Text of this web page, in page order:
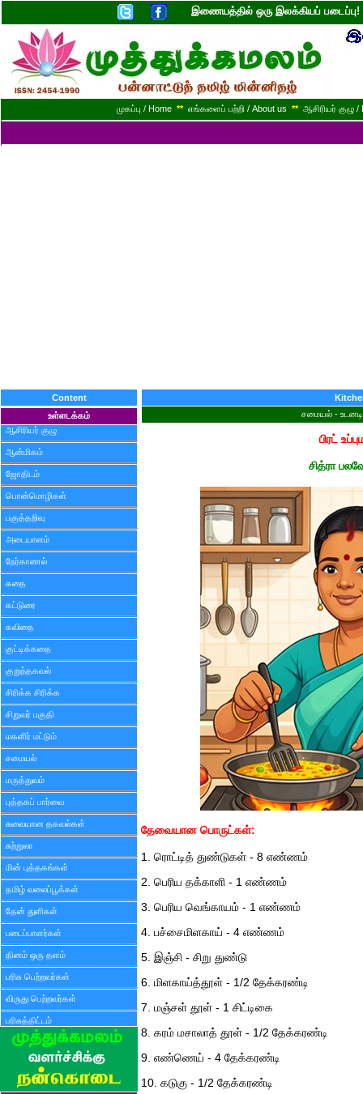
இணையத்தில் ஒரு இலக்கியப்
முகப்பு / Home ** எங்களைப் பற்றி / About us ** ஆசிரியர் குழு
Content
உள்ளடக்கம்
ஆசிரியர் குழு
ஆன்மிகம்
ஜோதிடம்
பொன்மொழிகள்
பகுத்தறிவு
அடையாளம்
நேர்காணல்
கதை
கட்டுரை
கவிதை
குட்டிக்கதை
குறுந்தகவல்
சிரிக்க சிரிக்க
சிறுவர் பகுதி
மகளிர் மட்டும்
சமையல்
மருத்துவம்
புத்தகப் பார்வை
சுவையான தகவல்கள்
சுற்றுலா
மின் புத்தகங்கள்
தமிழ் வலைப்பூக்கள்
தேன் துளிகள்
படைப்பாளர்கள்
தினம் ஒரு தளம்
பரிசு பெற்றவர்கள்
விருது பெற்றவர்கள்
பரிசுத்திட்டம்
சமையல் -
பிரட்
சித்ரா
தேவையான பொருட்கள்:
1. ரொட்டித் துண்டுகள் - 8 எண்ணம்
2. பெரிய தக்காளி - 1 எண்ணம்
3. பெரிய வெங்காயம் - 1 எண்ணம்
4. பச்சைமிளகாய் - 4 எண்ணம்
5. இஞ்சி - சிறு துண்டு
6. மிளகாய்த்தூள் - 1/2 தேக்கரண்டி
7. மஞ்சள் தூள் - 1 சிட்டிகை
8. கரம் மசாலாத் தூள் - 1/2 தேக்கரண்டி
9. எண்ணெய் - 4 தேக்கரண்டி
10. கடுகு - 1/2 தேக்கரண்டி